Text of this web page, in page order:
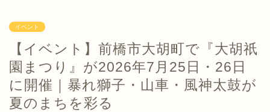
イベント
【イベント】前橋市大胡町で『大胡祇
園まつり』が2026年7月25日・26日
に開催｜暴れ獅子・山車・風神太鼓が
夏のまちを彩る